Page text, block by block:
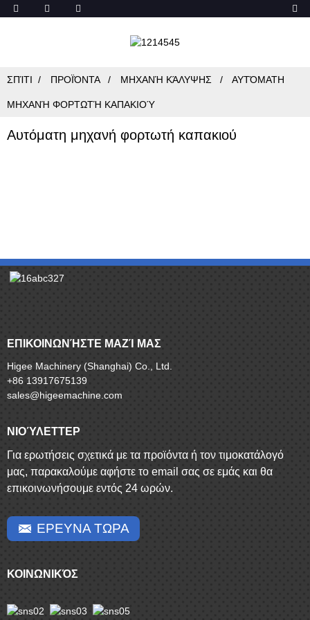
ΣΠΊΤΙ ΠΡΟΪΌΝΤΑ ΜΗΧΑΝΉ ΚΆΛΥΨΗΣ ΑΥΤΌΜΑΤΗ
ΜΗΧΑΝΉ ΦΟΡΤΩΤΉ ΚΑΠΑΚΙΟΎ
Αυτόματη μηχανή φορτωτή καπακιού
ΕΠΙΚΟΙΝΩΝΉΣΤΕ ΜΑΖΊ ΜΑΣ
Higee Machinery (Shanghai) Co., Ltd.
+86 13917675139
sales@higeemachine.com
ΝΙΟΎΛΕΤΤΕΡ
Για ερωτήσεις σχετικά με τα προϊόντα ή τον τιμοκατάλογό
μας, παρακαλούμε αφήστε το email σας σε εμάς και θα
επικοινωνήσουμε εντός 24 ωρών.
ΕΡΕΥΝΑ ΤΩΡΑ
ΚΟΙΝΩΝΙΚΌΣ